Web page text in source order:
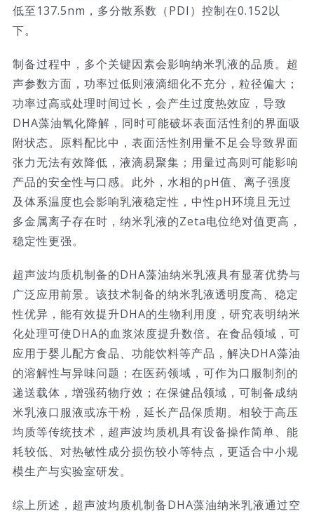
低至137.5nm，多分散系数（PDI）控制在0.152以
下。
制备过程中，多个关键因素会影响纳米乳液的品质。超
声参数方面，功率过低则液滴细化不充分，粒径偏大；
功率过高或处理时间过长，会产生过度热效应，导致
DHA藻油氧化降解，同时可能破坏表面活性剂的界面吸
附状态。原料配比中，表面活性剂用量不足会导致界面
张力无法有效降低，液滴易聚集；用量过高则可能影响
产品的安全性与口感。此外，水相的pH值、离子强度
及体系温度也会影响乳液稳定性，中性pH环境且无过
多金属离子存在时，纳米乳液的Zeta电位绝对值更高，
稳定性更强。
超声波均质机制备的DHA藻油纳米乳液具有显著优势与
广泛应用前景。该技术制备的纳米乳液透明度高、稳定
性优异，能有效提升DHA的生物利用度，研究表明纳米
化处理可使DHA的血浆浓度提升数倍。在食品领域，可
应用于婴儿配方食品、功能饮料等产品，解决DHA藻油
的溶解性与异味问题；在医药领域，可作为口服制剂的
递送载体，增强药物疗效；在保健品领域，可制备成纳
米乳液口服液或冻干粉，延长产品保质期。相较于高压
均质等传统技术，超声波均质机具有设备操作简单、能
耗较低、对热敏性成分损伤较小等特点，更适合中小规
模生产与实验室研发。
综上所述，超声波均质机制备DHA藻油纳米乳液通过空